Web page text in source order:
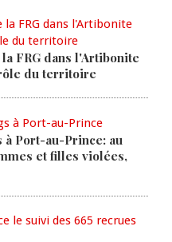
FRG dans l'Artibonite
du territoire
à Port-au-Prince: au
et filles violées,